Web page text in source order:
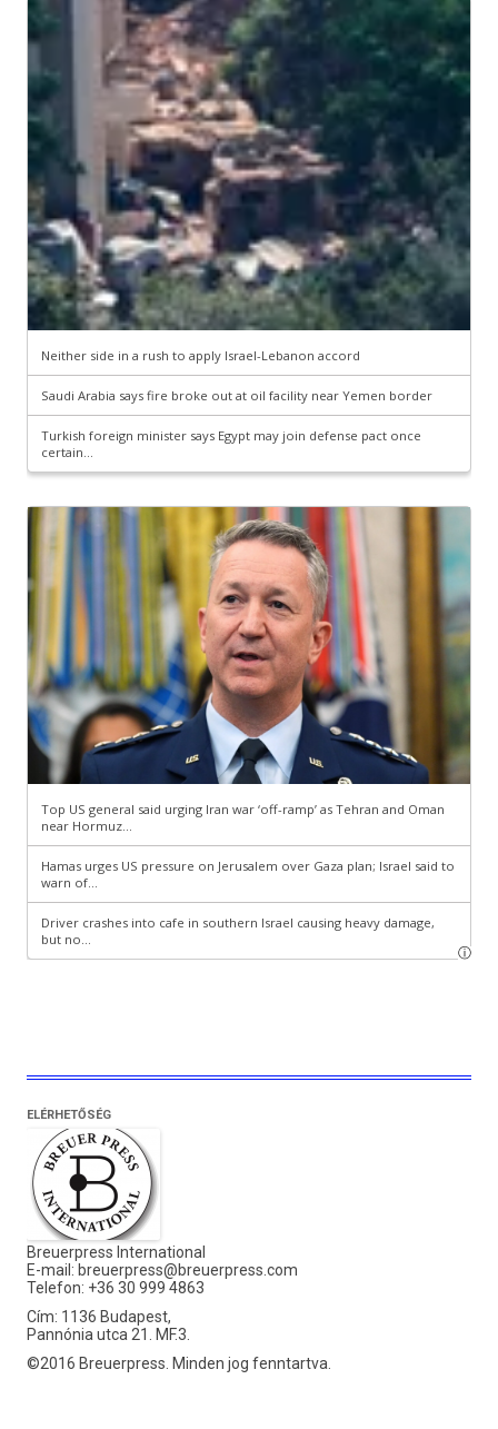
ELÉRHETŐSÉG
Breuerpress International
E-mail: breuerpress@breuerpress.com
Telefon: +36 30 999 4863
Cím: 1136 Budapest,
Pannónia utca 21. MF.3.
©2016 Breuerpress. Minden jog fenntartva.